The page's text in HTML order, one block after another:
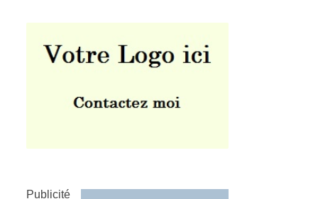
Publicité